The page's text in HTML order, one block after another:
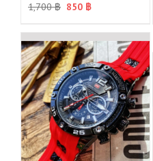
1,700฿ 850 ฿